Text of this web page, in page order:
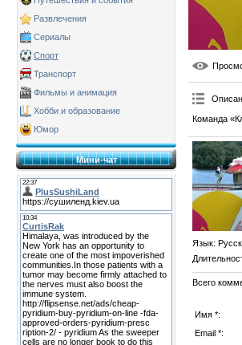
Развлечения
Сериалы
Спорт
Транспорт
Фильмы и анимация
Хобби и образование
Юмор
Мини-чат
Команда
Язык:
Всего
Имя *:
Email *: